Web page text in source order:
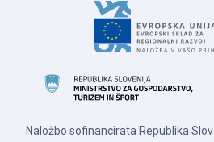
Naložbo sofinancirata Republika